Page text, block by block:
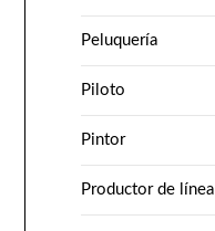
Peluquería
Piloto
Pintor
Productor de línea